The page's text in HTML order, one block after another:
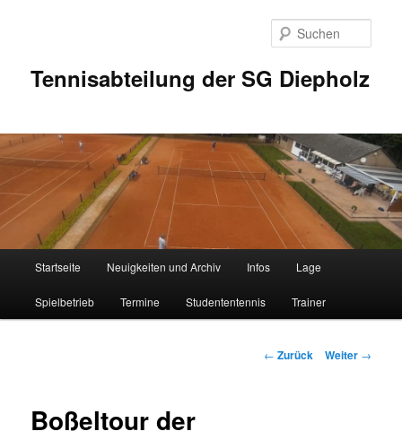
Tennisabteilung der SG Diepholz
Startseite Neuigkeiten und Archiv Infos Lage
Spielbetrieb Termine Studententennis Trainer
Beitrags-
← Zurück Weiter →
Boßeltour der